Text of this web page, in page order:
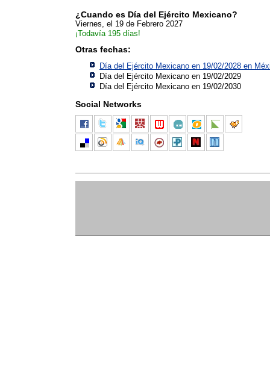
¿Cuando es Día del Ejército Mexicano?
Viernes, el 19 de Febrero 2027
¡Todavía 195 días!
Otras fechas:
Día del Ejército Mexicano en 19/02/2028 en
Día del Ejército Mexicano en 19/02/2029
Día del Ejército Mexicano en 19/02/2030
Social Networks